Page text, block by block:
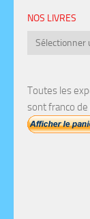
NOS LIVRES
Nos
Toutes les
sont franco